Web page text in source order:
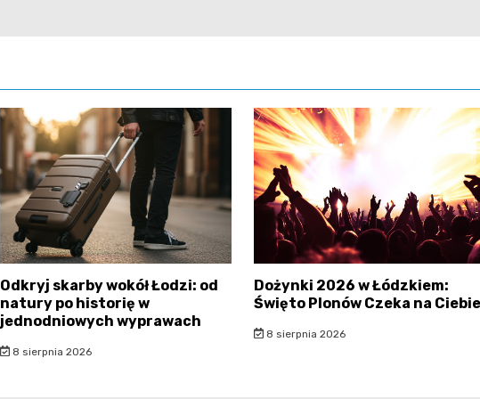
Odkryj skarby wokół Łodzi: od
natury po historię w
jednodniowych wyprawach
8 sierpnia 2026
Dożynki 2026 w Łódzkiem:
Święto Plonów Czeka na
8 sierpnia 2026